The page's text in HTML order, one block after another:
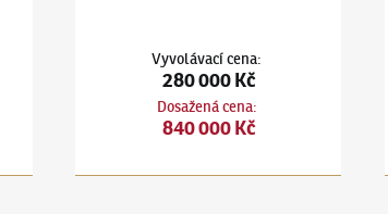
Vyvolávací cena:
280 000 Kč
Dosažená cena:
840 000 Kč